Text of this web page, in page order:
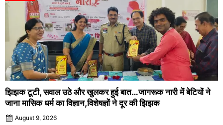
झिझक टूटी, सवाल उठे और खुलकर हुई बात…जागरूक नारी में बेटियों ने
जाना मासिक धर्म का विज्ञान,विशेषज्ञों ने दूर की झिझक
August 9, 2026